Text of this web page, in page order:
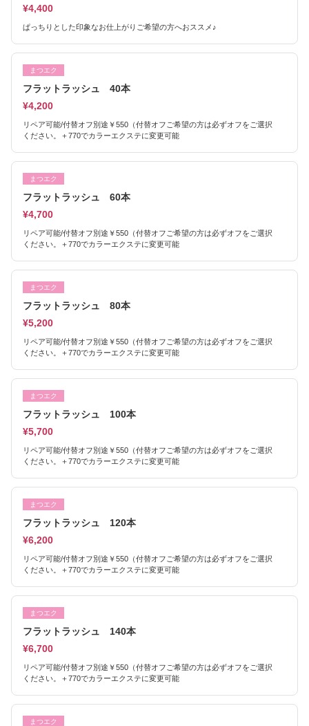
¥4,400
ぱっちりとした印象なお仕上がりご希望の方へおススメ♪
まつエク
フラットラッシュ 40本
¥4,200
リペア可能/付替オフ別途￥550（付替オフご希望の方は必ずオフをご選択
ください。＋770でカラーエクステに変更可能
まつエク
フラットラッシュ 60本
¥4,700
リペア可能/付替オフ別途￥550（付替オフご希望の方は必ずオフをご選択
ください。＋770でカラーエクステに変更可能
まつエク
フラットラッシュ 80本
¥5,200
リペア可能/付替オフ別途￥550（付替オフご希望の方は必ずオフをご選択
ください。＋770でカラーエクステに変更可能
まつエク
フラットラッシュ 100本
¥5,700
リペア可能/付替オフ別途￥550（付替オフご希望の方は必ずオフをご選択
ください。＋770でカラーエクステに変更可能
まつエク
フラットラッシュ 120本
¥6,200
リペア可能/付替オフ別途￥550（付替オフご希望の方は必ずオフをご選択
ください。＋770でカラーエクステに変更可能
まつエク
フラットラッシュ 140本
¥6,700
リペア可能/付替オフ別途￥550（付替オフご希望の方は必ずオフをご選択
ください。＋770でカラーエクステに変更可能
まつエク